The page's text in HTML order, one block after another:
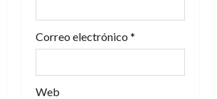
d
a
s
Correo electrónico *
Web